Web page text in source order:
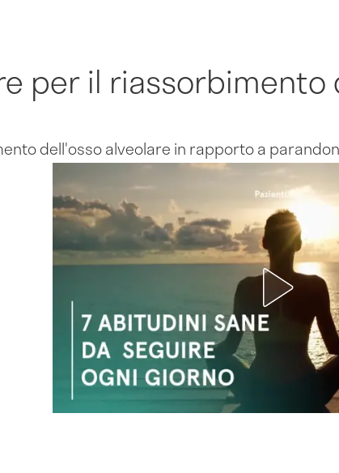
per il riassorbimento
dell'osso alveolare in rapporto a